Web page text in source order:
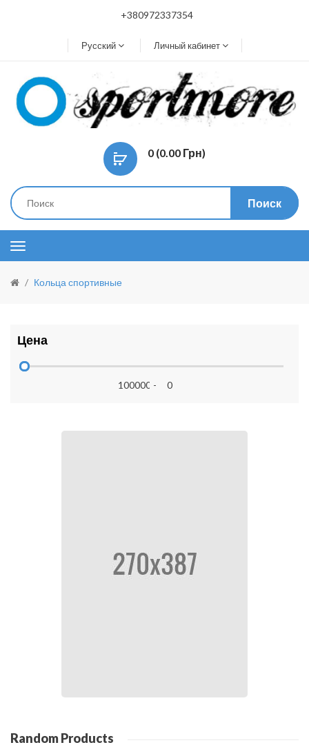
+380972337354
Русский Личный кабинет
0 (0.00 Грн)
Поиск
Кольца спортивные
Цена
-
Random Products